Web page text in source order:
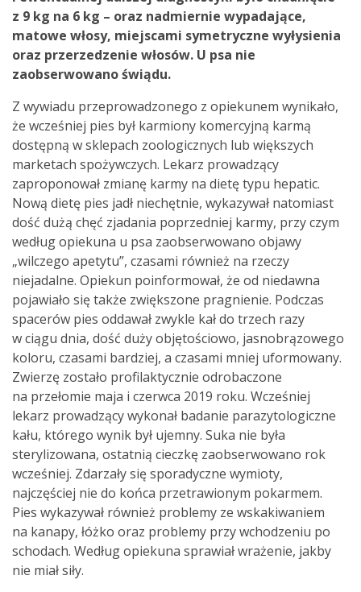
z 9 kg na 6 kg – oraz nadmiernie wypadające,
matowe włosy, miejscami symetryczne wyłysienia
oraz przerzedzenie włosów. U psa nie
zaobserwowano świądu.
Z wywiadu przeprowadzonego z opiekunem wynikało,
że wcześniej pies był karmiony komercyjną karmą
dostępną w sklepach zoologicznych lub większych
marketach spożywczych. Lekarz prowadzący
zaproponował zmianę karmy na dietę typu hepatic.
Nową dietę pies jadł niechętnie, wykazywał natomiast
dość dużą chęć zjadania poprzedniej karmy, przy czym
według opiekuna u psa zaobserwowano objawy
„wilczego apetytu”, czasami również na rzeczy
niejadalne. Opiekun poinformował, że od niedawna
pojawiało się także zwiększone pragnienie. Podczas
spacerów pies oddawał zwykle kał do trzech razy
w ciągu dnia, dość duży objętościowo, jasnobrązowego
koloru, czasami bardziej, a czasami mniej uformowany.
Zwierzę zostało profilaktycznie odrobaczone
na przełomie maja i czerwca 2019 roku. Wcześniej
lekarz prowadzący wykonał badanie parazytologiczne
kału, którego wynik był ujemny. Suka nie była
sterylizowana, ostatnią cieczkę zaobserwowano rok
wcześniej. Zdarzały się sporadyczne wymioty,
najczęściej nie do końca przetrawionym pokarmem.
Pies wykazywał również problemy ze wskakiwaniem
na kanapy, łóżko oraz problemy przy wchodzeniu po
schodach. Według opiekuna sprawiał wrażenie, jakby
nie miał siły.